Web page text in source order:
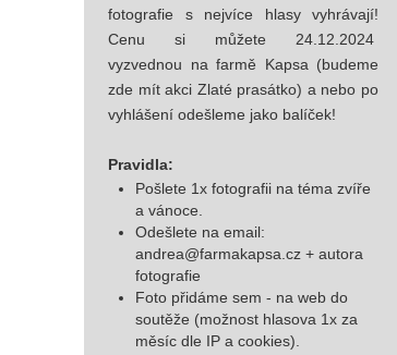
fotografie s nejvíce hlasy vyhrávají!
Cenu si můžete 24.12.2024
vyzvednou na farmě Kapsa (budeme
zde mít akci Zlaté prasátko) a nebo po
vyhlášení odešleme jako balíček!
Pravidla:
Pošlete 1x fotografii na téma zvíře
a vánoce.
Odešlete na email:
andrea@farmakapsa.cz + autora
fotografie
Foto přidáme sem - na web do
soutěže (možnost hlasova 1x za
měsíc dle IP a cookies).